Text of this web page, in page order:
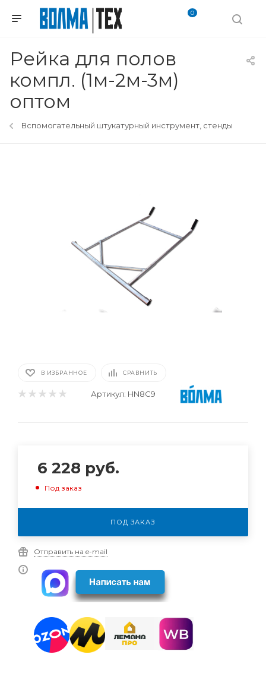
0
Рейка для полов
компл. (1м-2м-3м)
оптом
Вспомогательный штукатурный инструмент, стенды
В ИЗБРАННОЕ СРАВНИТЬ
Артикул: HN8C9
6 228 руб.
Под заказ
ПОД ЗАКАЗ
Отправить на e-mail